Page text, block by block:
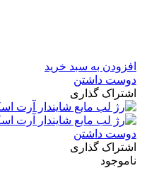
افزودن به سبد خرید
دوست داشتن
اشتراک گذاری
دوست داشتن
اشتراک گذاری
ناموجود